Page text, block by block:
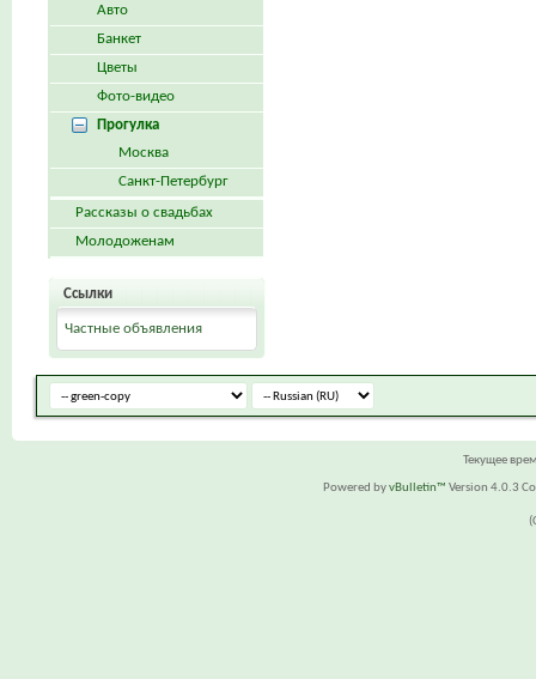
Авто
Банкет
Цветы
Фото-видео
Прогулка
Москва
Санкт-Петербург
Рассказы о свадьбах
Молодоженам
Ссылки
Частные объявления
Текущее
Powered byvBulletin™ Version 4.0.3